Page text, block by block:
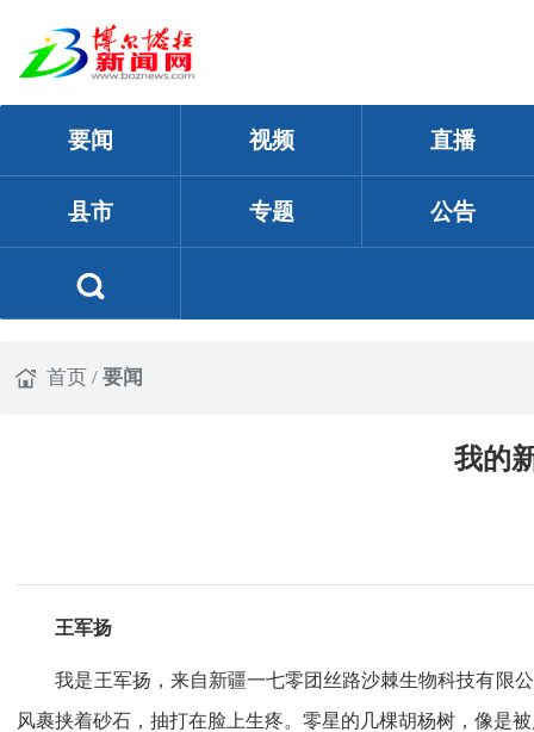
要闻 视频 直播
县市 专题 公告
首页/要闻
我的
王军扬
我是王军扬，来自新疆一七零团丝路沙棘生物科技有限公
风裹挟着砂石，抽打在脸上生疼。零星的几棵胡杨树，像是